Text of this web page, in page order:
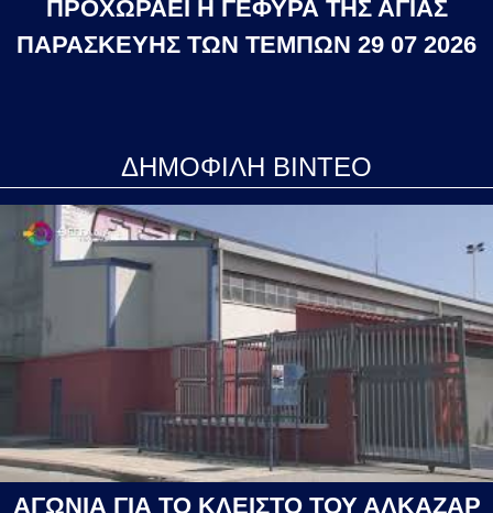
ΠΡΟΧΩΡΑΕΙ Η ΓΕΦΥΡΑ ΤΗΣ ΑΓΙΑΣ
ΠΑΡΑΣΚΕΥΗΣ ΤΩΝ ΤΕΜΠΩΝ 29 07 2026
ΔΗΜΟΦΙΛΗ ΒΙΝΤΕΟ
ΑΓΩΝΙΑ ΓΙΑ ΤΟ ΚΛΕΙΣΤΟ ΤΟΥ ΑΛΚΑΖΑΡ